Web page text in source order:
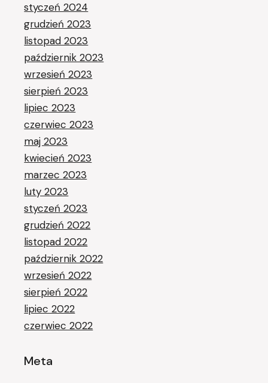
styczeń 2024
grudzień 2023
listopad 2023
październik 2023
wrzesień 2023
sierpień 2023
lipiec 2023
czerwiec 2023
maj 2023
kwiecień 2023
marzec 2023
luty 2023
styczeń 2023
grudzień 2022
listopad 2022
październik 2022
wrzesień 2022
sierpień 2022
lipiec 2022
czerwiec 2022
Meta